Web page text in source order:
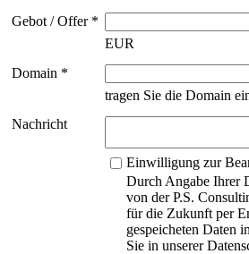
Gebot / Offer *
EUR
Domain *
tragen Sie die Domain
Nachricht
Einwilligung zur
Durch Angabe Ihrer
von der P.S.
für die Zukunft per
gespeicheten Daten
Sie in unserer